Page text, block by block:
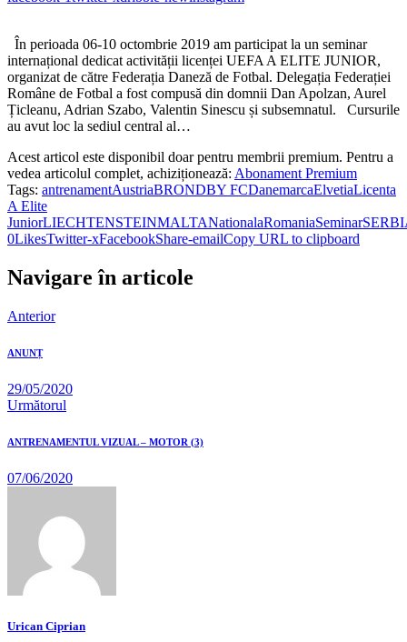
În perioada 06-10 octombrie 2019 am participat la un seminar
internațional dedicat activității licenței UEFA A ELITE JUNIOR,
organizat de către Federația Daneză de Fotbal. Delegația Federației
Române de Fotbal a fost compusă din domnii Dan Apolzan, Aurel
Țicleanu, Adrian Szabo, Valentin Sinescu și subsemnatul. Cursurile
au avut loc la sediul central al…
Acest articol este disponibil doar pentru membrii premium. Pentru a
vedea articolul complet, achiziționează: Abonament Premium
Tags: antrenamentAustriaBRONDBY FCDanemarcaElvetiaLicenta
A Elite
JuniorLIECHTENSTEINMALTANationalaRomaniaSeminar
0LikesTwitter-xFacebookShare-emailCopy URL to clipboard
Navigare în articole
Anterior
ANUNȚ
29/05/2020
Următorul
ANTRENAMENTUL VIZUAL – MOTOR (3)
07/06/2020
Urican Ciprian